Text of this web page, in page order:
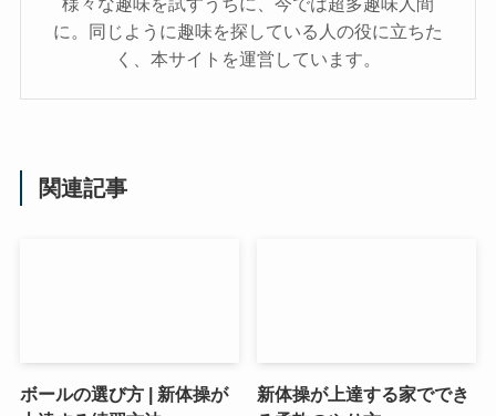
に。同じように趣味を探している人の役に立ちた
く、本サイトを運営しています。
関連記事
ボールの選び方 | 新体操が
新体操が上達する家ででき